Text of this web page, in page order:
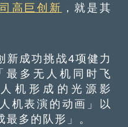
高巨创新 ，就是其
成功挑战4项健力
最多无人机同时飞
机形成的光源影
机表演的动画」以
多的队形」。